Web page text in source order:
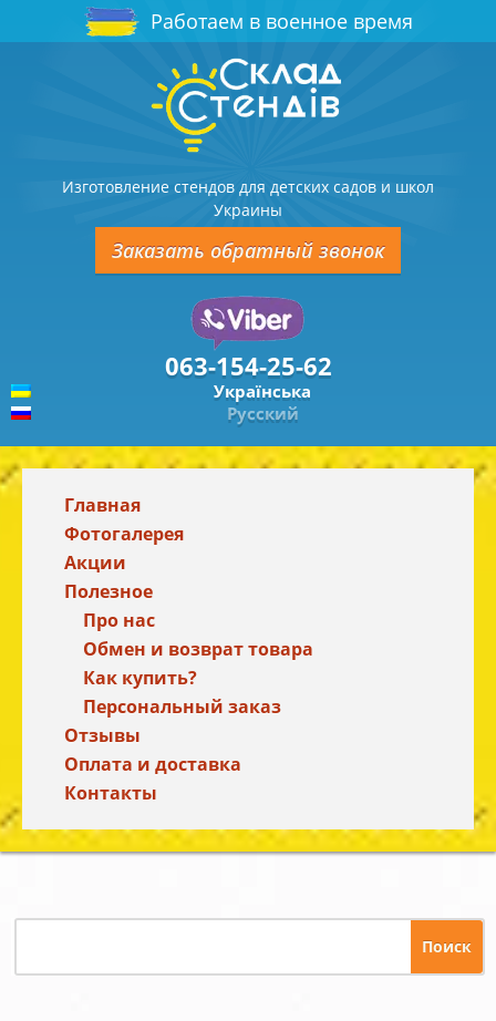
Работаем в военное время
Изготовление стендов для детских садов и школ
Украины
Заказать обратный звонок
063-154-25-62
Українська
Русский
Главная
Фотогалерея
Акции
Полезное
Про нас
Обмен и возврат товара
Как купить?
Персональный заказ
Отзывы
Оплата и доставка
Контакты